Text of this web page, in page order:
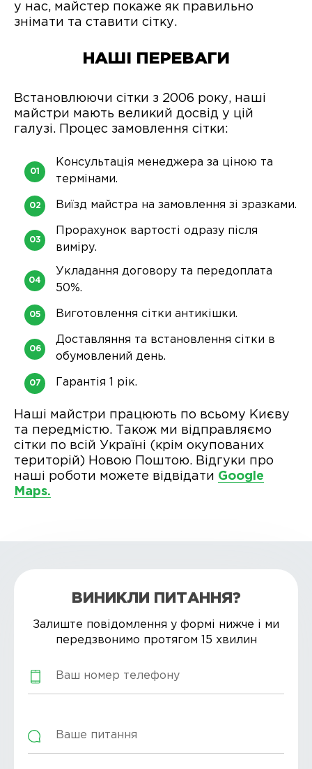
у нас, майстер покаже як правильно
знімати та ставити сітку.
НАШІ ПЕРЕВАГИ
Встановлюючи сітки з 2006 року, наші
майстри мають великий досвід у цій
галузі. Процес замовлення сітки:
Консультація менеджера за ціною та
термінами.
Виїзд майстра на замовлення зі зразками.
Прорахунок вартості одразу після
виміру.
Укладання договору та передоплата
50%.
Виготовлення сітки антикішки.
Доставляння та встановлення сітки в
обумовлений день.
Гарантія 1 рік.
Наші майстри працюють по всьому Києву
та передмістю. Також ми відправляємо
сітки по всій Україні (крім окупованих
територій) Новою Поштою. Відгуки про
наші роботи можете відвідати Google
Maps.
ВИНИКЛИ ПИТАННЯ?
Залиште повідомлення у формі нижче і ми
передзвонимо протягом 15 хвилин